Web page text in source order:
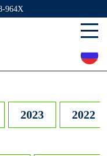
964X
2023 2022